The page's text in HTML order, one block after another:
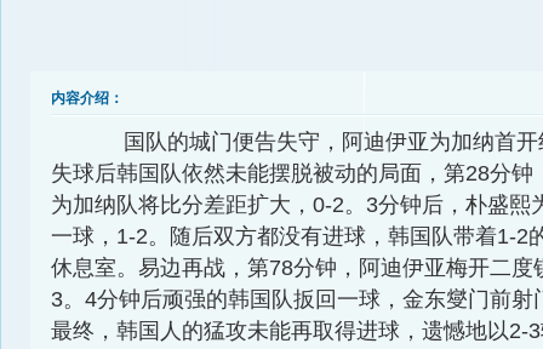
内容介绍：
国队的城门便告失守，阿迪伊亚为加纳首开
失球后韩国队依然未能摆脱被动的局面，第28分钟
为加纳队将比分差距扩大，0-2。3分钟后，朴盛熙
一球，1-2。随后双方都没有进球，韩国队带着1-2
休息室。易边再战，第78分钟，阿迪伊亚梅开二度
3。4分钟后顽强的韩国队扳回一球，金东燮门前射
最终，韩国人的猛攻未能再取得进球，遗憾地以2-